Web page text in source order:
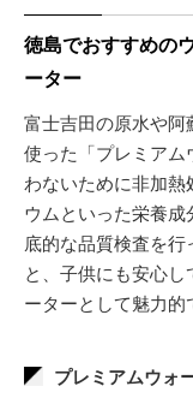
徳島でおすすめの
ーター
富士吉田の原水や阿
使った「プレミア
わないために非加
ウムといった栄養
底的な品質検査を
と、子供にも安心
ーターとして魅力的
プレミアムウォ